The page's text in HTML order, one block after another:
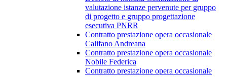
valutazione istanze pervenute per gruppo
di progetto e gruppo progettazione
esecutiva PNRR
Contratto prestazione opera occasionale
Califano Andreana
Contratto prestazione opera occasionale
Nobile Federica
Contratto prestazione opera occasionale